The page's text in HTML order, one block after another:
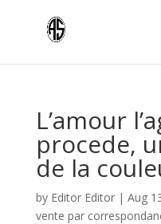
L’amour
procede,
de la
by Editor Editor| Aug
vente par